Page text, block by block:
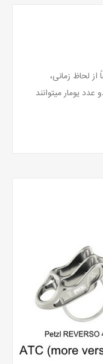
لحاظ زمانی،
یومار میتوانند